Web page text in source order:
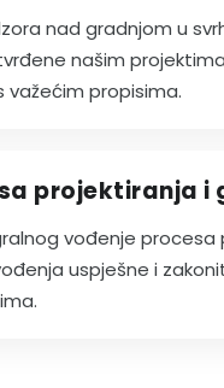
nad gradnjom u
našim
važećim propisima.
projektiranja i
vođenje procesa
uspješne i